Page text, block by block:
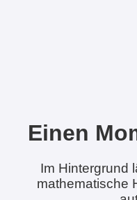
Einen
Im Hintergrund
mathematische